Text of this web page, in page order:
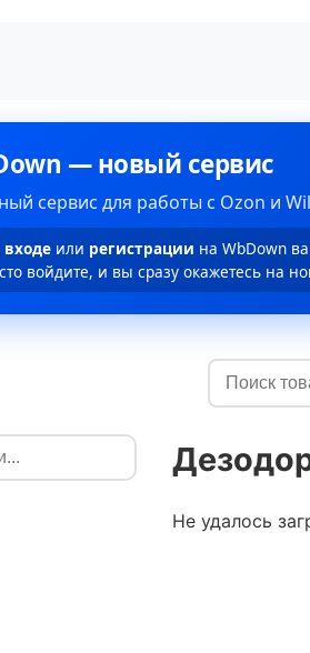
— новый сервис
сервис для работы с Ozon и
входе или регистрации на WbDown
войдите, и вы сразу окажетесь на
Не удалось